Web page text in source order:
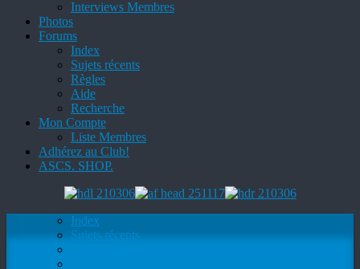
Interviews Membres
Photos
Forums
Index
Sujets récents
Règles
Aide
Recherche
Mon Compte
Liste Membres
Adhérez au Club!
ASCS. SHOP.
Index
Sujets récents